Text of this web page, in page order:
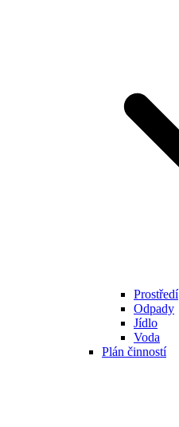
Prostředí
Odpady
Jídlo
Voda
Plán činností